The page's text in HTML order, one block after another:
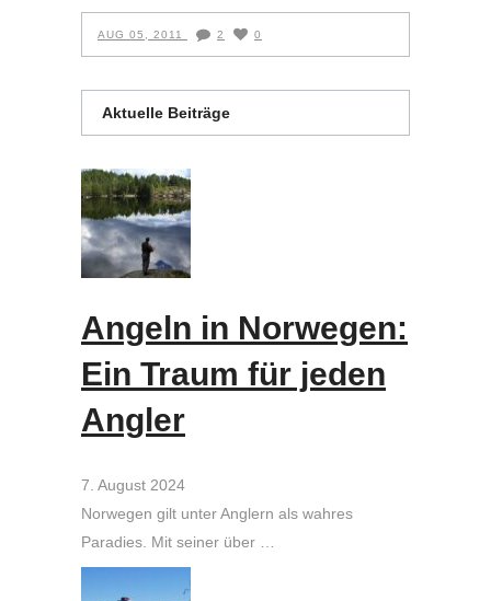
AUG 05, 2011 2 0
Aktuelle Beiträge
Angeln in Norwegen:
Ein Traum für jeden
Angler
7. August 2024
Norwegen gilt unter Anglern als wahres
Paradies. Mit seiner über …